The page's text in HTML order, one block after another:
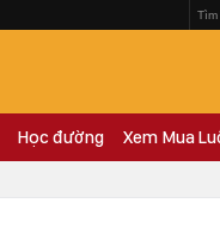
Học đường Xem Mua